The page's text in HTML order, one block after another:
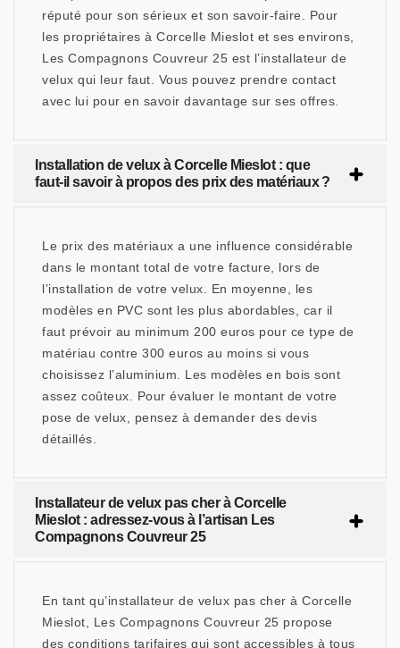
réputé pour son sérieux et son savoir-faire. Pour
les propriétaires à Corcelle Mieslot et ses environs,
Les Compagnons Couvreur 25 est l’installateur de
velux qui leur faut. Vous pouvez prendre contact
avec lui pour en savoir davantage sur ses offres.
Installation de velux à Corcelle Mieslot : que
faut-il savoir à propos des prix des matériaux ?
Le prix des matériaux a une influence considérable
dans le montant total de votre facture, lors de
l’installation de votre velux. En moyenne, les
modèles en PVC sont les plus abordables, car il
faut prévoir au minimum 200 euros pour ce type de
matériau contre 300 euros au moins si vous
choisissez l’aluminium. Les modèles en bois sont
assez coûteux. Pour évaluer le montant de votre
pose de velux, pensez à demander des devis
détaillés.
Installateur de velux pas cher à Corcelle
Mieslot : adressez-vous à l’artisan Les
Compagnons Couvreur 25
En tant qu’installateur de velux pas cher à Corcelle
Mieslot, Les Compagnons Couvreur 25 propose
des conditions tarifaires qui sont accessibles à tous